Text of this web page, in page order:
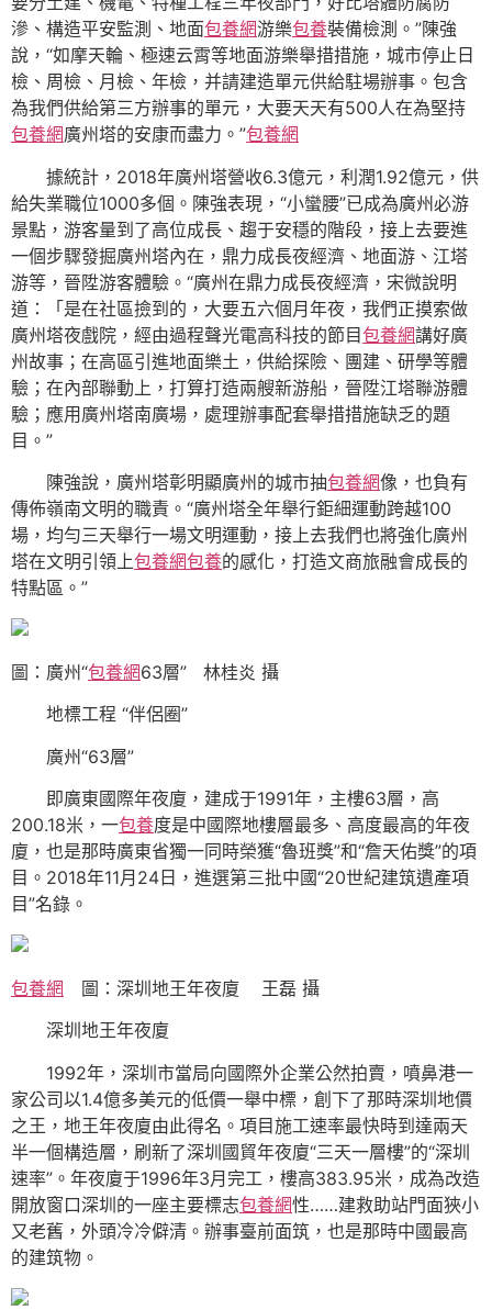
滲、構造平安監測、地面包養網游樂包養裝備檢測。”陳強
說，“如摩天輪、極速云霄等地面游樂舉措措施，城市停止日
檢、周檢、月檢、年檢，并請建造單元供給駐場辦事。包含
為我們供給第三方辦事的單元，大要天天有500人在為堅持
包養網廣州塔的安康而盡力。”包養網
據統計，2018年廣州塔營收6.3億元，利潤1.92億元，供
給失業職位1000多個。陳強表現，“小蠻腰”已成為廣州必游
景點，游客量到了高位成長、趨于安穩的階段，接上去要進
一個步驟發掘廣州塔內在，鼎力成長夜經濟、地面游、江塔
游等，晉陞游客體驗。“廣州在鼎力成長夜經濟，宋微說明
道：「是在社區撿到的，大要五六個月年夜，我們正摸索做
廣州塔夜戲院，經由過程聲光電高科技的節目包養網講好廣
州故事；在高區引進地面樂土，供給探險、團建、研學等體
驗；在內部聯動上，打算打造兩艘新游船，晉陞江塔聯游體
驗；應用廣州塔南廣場，處理辦事配套舉措措施缺乏的題
目。”
陳強說，廣州塔彰明顯廣州的城市抽包養網像，也負有
傳佈嶺南文明的職責。“廣州塔全年舉行鉅細運動跨越100
場，均勻三天舉行一場文明運動，接上去我們也將強化廣州
塔在文明引領上包養網包養的感化，打造文商旅融會成長的
特點區。”
圖：廣州“包養網63層” 林桂炎 攝
地標工程 “伴侶圈”
廣州“63層”
即廣東國際年夜廈，建成于1991年，主樓63層，高
200.18米，一包養度是中國際地樓層最多、高度最高的年夜
廈，也是那時廣東省獨一同時榮獲“魯班獎”和“詹天佑獎”的項
目。2018年11月24日，進選第三批中國“20世紀建筑遺產項
目”名錄。
包養網 圖：深圳地王年夜廈 王磊 攝
深圳地王年夜廈
1992年，深圳市當局向國際外企業公然拍賣，噴鼻港一
家公司以1.4億多美元的低價一舉中標，創下了那時深圳地價
之王，地王年夜廈由此得名。項目施工速率最快時到達兩天
半一個構造層，刷新了深圳國貿年夜廈“三天一層樓”的“深圳
速率”。年夜廈于1996年3月完工，樓高383.95米，成為改造
開放窗口深圳的一座主要標志包養網性……建救助站門面狹小
又老舊，外頭冷冷僻清。辦事臺前面筑，也是那時中國最高
的建筑物。